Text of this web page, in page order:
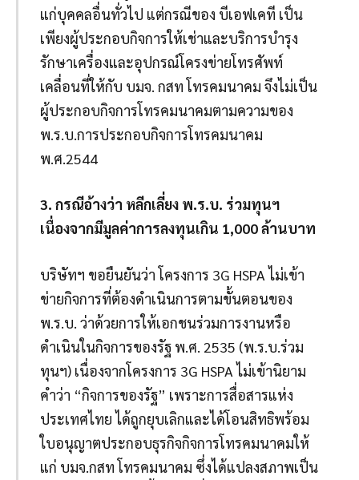
แก่บุคคลอื่นทั่วไป แต่กรณีของ บีเอฟเคที เป็น
เพียงผู้ประกอบกิจการให้เช่าและบริการบำรุง
รักษาเครื่องและอุปกรณ์โครงข่ายโทรศัพท์
เคลื่อนที่ให้กับ บมจ. กสท โทรคมนาคม จึงไม่เป็น
ผู้ประกอบกิจการโทรคมนาคมตามความของ
พ.ร.บ.การประกอบกิจการโทรคมนาคม
พ.ศ.2544
3. กรณีอ้างว่า หลีกเลี่ยง พ.ร.บ. ร่วมทุนฯ
เนื่องจากมีมูลค่าการลงทุนเกิน 1,000 ล้านบาท
บริษัทฯ ขอยืนยันว่า โครงการ 3G HSPA ไม่เข้า
ข่ายกิจการที่ต้องดำเนินการตามขั้นตอนของ
พ.ร.บ. ว่าด้วยการให้เอกชนร่วมการงานหรือ
ดำเนินในกิจการของรัฐ พ.ศ. 2535 (พ.ร.บ.ร่วม
ทุนฯ) เนื่องจากโครงการ 3G HSPA ไม่เข้านิยาม
คำว่า “กิจการของรัฐ” เพราะการสื่อสารแห่ง
ประเทศไทย ได้ถูกยุบเลิกและได้โอนสิทธิพร้อม
ใบอนุญาตประกอบธุรกิจกิจการโทรคมนาคมให้
แก่ บมจ.กสท โทรคมนาคม ซึ่งได้แปลงสภาพเป็น